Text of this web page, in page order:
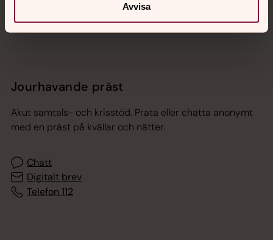
Avvisa
Jourhavande präst
Akut samtals- och krisstöd. Prata eller chatta anonymt
med en präst på kvällar och nätter.
Chatt
Digitalt brev
Telefon 112